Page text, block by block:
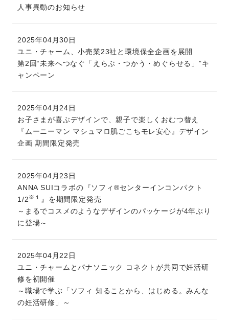
人事異動のお知らせ
2025年04月30日
ユニ・チャーム、小売業23社と環境保全企画を展開
第2回“未来へつなぐ「えらぶ・つかう・めぐらせる」”キ
ャンペーン
2025年04月24日
お子さまが喜ぶデザインで、親子で楽しくおむつ替え
『ムーニーマン マシュマロ肌ごこちモレ安心』デザイン
企画 期間限定発売
2025年04月23日
ANNA SUIコラボの『ソフィ®センターインコンパクト
1/2※１
』を期間限定発売
～まるでコスメのようなデザインのパッケージが4年ぶり
に登場～
2025年04月22日
ユニ・チャームとパナソニック コネクトが共同で妊活研
修を初開催
～職場で学ぶ「ソフィ 知ることから、はじめる。みんな
の妊活研修」～